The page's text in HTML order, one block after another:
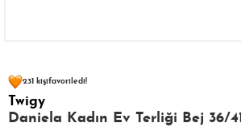
231 kişifavoriledi!
38 kişi
376 kişi
Twigy
Daniela Kadın Ev Terliği Bej 36/